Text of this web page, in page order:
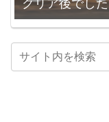
クリア後でした